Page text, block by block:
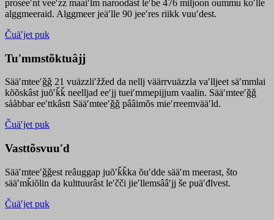
proseeʹnt veeʹzz maaiʹlm naroodâst leʹbe 476 miljoon oummu koʹlle
alggmeeraid. Alggmeer jeäʹlle 90 jeeʹres riikk vuuʹdest.
Čuäʹjet puk
Tuʹmmstõktuâjj
Sääʹmteeʹǧǧ 21 vuäzzliʹžžed da nellj väärrvuäzzla vaʹlljeet säʹmmlai
kõõskâst juõʹǩǩ neelljad eeʹjj tueiʹmmepijjum vaalin. Sääʹmteeʹǧǧ
sååbbar eeʹttkâstt Sääʹmteeʹǧǧ pââimõs mieʹrreemvääʹld.
Čuäʹjet puk
Vasttõsvuuʹd
Sääʹmteeʹǧǧest reâuggap juõʹǩǩka õuʹdde sääʹm meerast, što
sääʹmǩiõlin da kulttuurâst leʹčči jieʹllemsââʹjj še puäʹđlvest.
Čuäʹjet puk